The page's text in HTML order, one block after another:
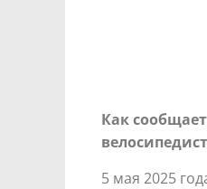
Как
5 мая 2025